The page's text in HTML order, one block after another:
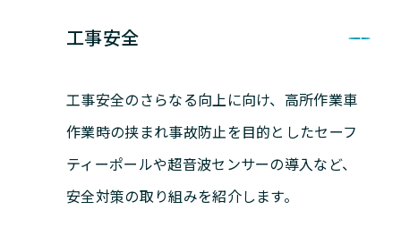
工事安全
工事安全のさらなる向上に向け、高所作業車
作業時の挟まれ事故防止を目的としたセーフ
ティーポールや超音波センサーの導入など、
安全対策の取り組みを紹介します。